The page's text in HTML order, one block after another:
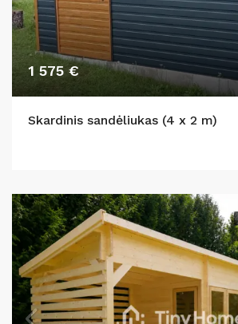
1 575 €
Skardinis sandėliukas (4 x 2 m)